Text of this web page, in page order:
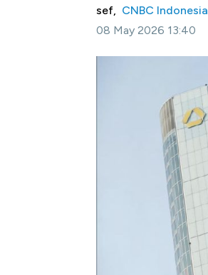
sef, CNBC Indonesia
08 May 2026 13:40